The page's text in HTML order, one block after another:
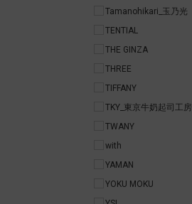
Tamanohikari_玉乃光
TENTIAL
THE GINZA
THREE
TIFFANY
TKY_東京牛奶起司工房
TWANY
with
YAMAN
YOKU MOKU